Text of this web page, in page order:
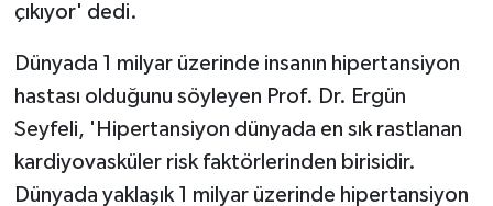
çıkıyor' dedi.
Dünyada 1 milyar üzerinde insanın hipertansiyon
hastası olduğunu söyleyen Prof. Dr. Ergün
Seyfeli, 'Hipertansiyon dünyada en sık rastlanan
kardiyovasküler risk faktörlerinden birisidir.
Dünyada yaklaşık 1 milyar üzerinde hipertansiyon